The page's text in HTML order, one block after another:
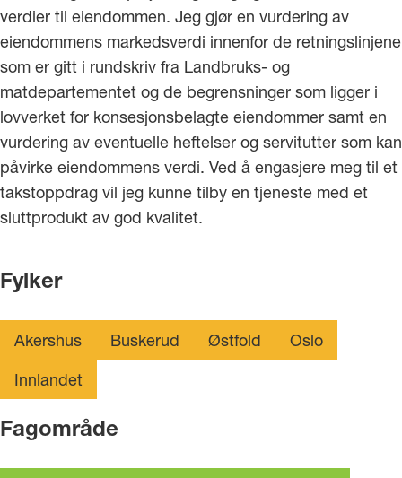
verdier til eiendommen. Jeg gjør en vurdering av
eiendommens markedsverdi innenfor de retningslinjene
som er gitt i rundskriv fra Landbruks- og
matdepartementet og de begrensninger som ligger i
lovverket for konsesjonsbelagte eiendommer samt en
vurdering av eventuelle heftelser og servitutter som kan
påvirke eiendommens verdi. Ved å engasjere meg til et
takstoppdrag vil jeg kunne tilby en tjeneste med et
sluttprodukt av god kvalitet.
Fylker
Akershus Buskerud Østfold
Oslo
Innlandet
Fagområde